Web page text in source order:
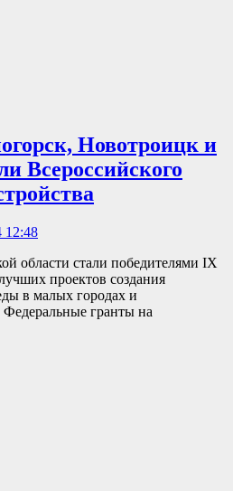
Новотроицк и
Всероссийского
12:48
области стали победителями IX
проектов создания
в малых городах и
Федеральные гранты на